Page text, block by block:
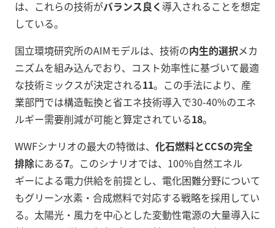
は、これらの技術がバランス良く導入されることを想定
している。
国立環境研究所のAIMモデルは、技術の内生的選択メカ
ニズムを組み込んでおり、コスト効率性に基づいて最適
な技術ミックスが決定される11。この手法により、産
業部門では構造転換と省エネ技術導入で30-40%のエネ
ルギー需要削減が可能と算定されている18。
WWFシナリオの最大の特徴は、 化石燃料とCCSの完全
排除にある7。このシナリオでは、100%自然エネル
ギーによる電力供給を前提とし、電化困難分野について
もグリーン水素・合成燃料で対応する戦略を採用してい
る。太陽光・風力を中心とした変動性電源の大量導入に